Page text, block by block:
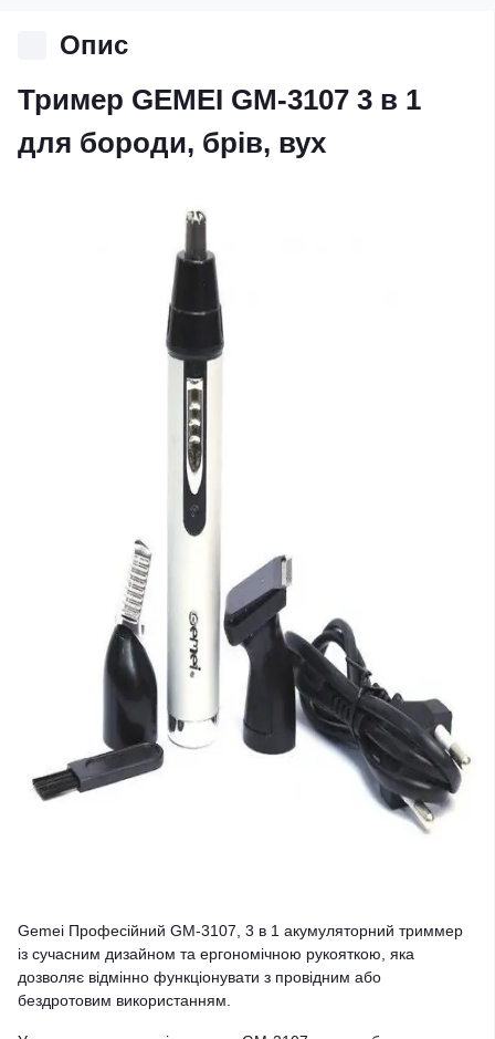
Опис
Тример GEMEI GM-3107 3 в 1
для бороди, брів, вух
Gemei Професійний GM-3107, 3 в 1 акумуляторний триммер
із сучасним дизайном та ергономічною рукояткою, яка
дозволяє відмінно функціонувати з провідним або
бездротовим використанням.